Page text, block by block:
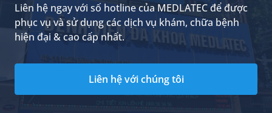
Liên hệ ngay với số hotline của MEDLATEC để được
phục vụ và sử dụng các dịch vụ khám, chữa bệnh
hiện đại & cao cấp nhất.
Liên hệ với chúng tôi